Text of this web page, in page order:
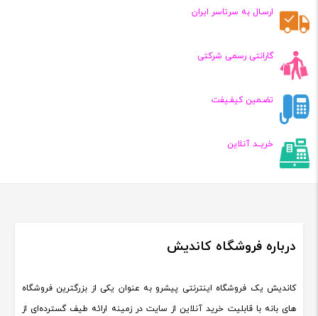
بود
ارسـال به سرتاسر ایران
گارانتی رسمی شرکتی
تضـمین کیفـیفت
خریــد آنلاین
درباره فروشگاه کاندیش
کاندیش یک فروشگاه اینترنتی پیشرو به عنوان یکی از بزرگترین فروشگاه
های بانه با قابلیت خرید آنلاین از سایت در زمینه ارائه طیف گسترده‌ای از